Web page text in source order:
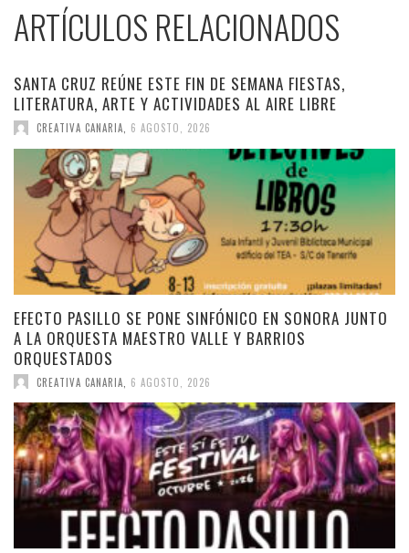
ARTÍCULOS RELACIONADOS
SANTA CRUZ REÚNE ESTE FIN DE SEMANA FIESTAS,
LITERATURA, ARTE Y ACTIVIDADES AL AIRE LIBRE
CREATIVA CANARIA 6 AGOSTO, 2026
EFECTO PASILLO SE PONE SINFÓNICO EN SONORA JUNTO
A LA ORQUESTA MAESTRO VALLE Y BARRIOS
ORQUESTADOS
CREATIVA CANARIA 6 AGOSTO, 2026